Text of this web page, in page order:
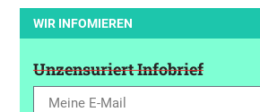
WIR INFOMIEREN
Unzensuriert Infobrief